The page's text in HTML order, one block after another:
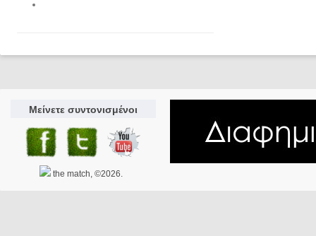
Μείνετε συντονισμένοι
the match, ©2026.